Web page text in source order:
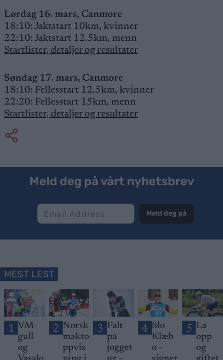
Lørdag 16. mars, Canmore
18:10: Jaktstart 10km, kvinner
22:10: Jaktstart 12.5km, menn
Startlister, detaljer og resultater
Søndag 17. mars, Canmore
18:10: Fellesstart 12.5km, kvinner
22:20: Fellesstart 15km, menn
Startlister, detaljer og resultater
Meld deg på vårt nyhetsbrev
Meld deg på
MEST LEST
1 VM-
gull
og
2 Norsk
makto
ppvis
3 Falt
på
jogget
4 Slo
Klæb
o –
5 La
opp
og